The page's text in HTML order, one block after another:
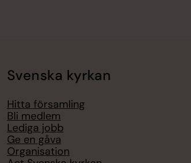
Svenska kyrkan
Hitta församling
Bli medlem
Lediga jobb
Ge en gåva
Organisation